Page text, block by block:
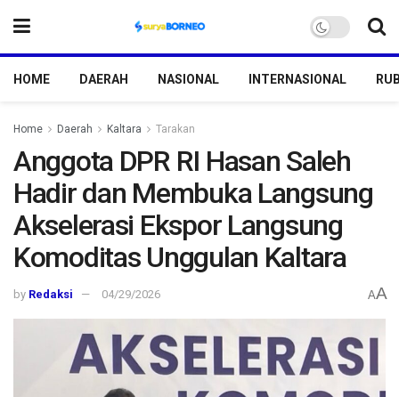
HOME DAERAH NASIONAL INTERNASIONAL
Home Daerah Kaltara Tarakan
Anggota DPR RI Hasan Saleh
Hadir dan Membuka Langsung
Akselerasi Ekspor Langsung
Komoditas Unggulan Kaltara
by Redaksi 04/29/2026 AA